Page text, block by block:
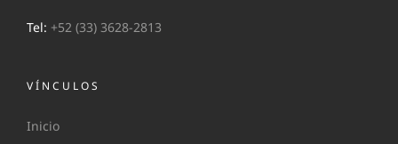
Tel: +52 (33) 3628-2813
VÍNCULOS
Inicio